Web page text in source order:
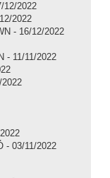
12/2022
2022
- 16/12/2022
- 11/11/2022
- 03/11/2022